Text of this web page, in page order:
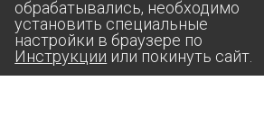
обрабатывались, необходимо
установить специальные
настройки в браузере по
Инструкции или покинуть сайт.